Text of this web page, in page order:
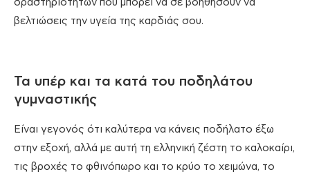
δραστηριοτήτων που μπορεί να σε βοηθήσουν να
βελτιώσεις την υγεία της καρδιάς σου.
Τα υπέρ και τα κατά του ποδηλάτου
γυμναστικής
Είναι γεγονός ότι καλύτερα να κάνεις ποδήλατο έξω
στην εξοχή, αλλά με αυτή τη ελληνική ζέστη το καλοκαίρι,
τις βροχές το φθινόπωρο και το κρύο το χειμώνα, το